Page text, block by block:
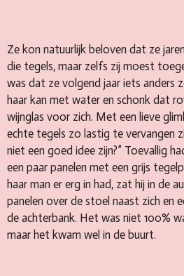
Ze kon natuurlijk beloven dat ze
die tegels, maar zelfs zij moest
was dat ze volgend jaar iets anders
haar kan met water en schonk dat
wijnglas voor zich. Met een lieve
echte tegels zo lastig te vervangen
niet een goed idee zijn?” Toevallig
een paar panelen met een grijs
haar man er erg in had, zat hij in de
panelen over de stoel naast zich en
de achterbank. Het was niet 100%
maar het kwam wel in de buurt.